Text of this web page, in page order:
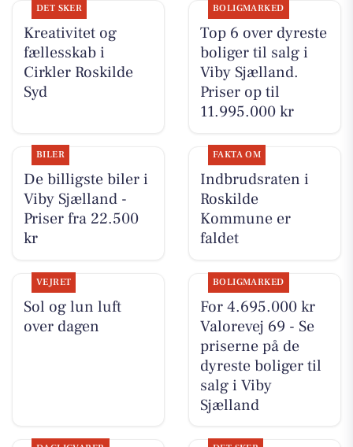
DET SKER
Kreativitet og
fællesskab i
Cirkler Roskilde
Syd
BOLIGMARKED
Top 6 over dyreste
boliger til salg i
Viby Sjælland.
Priser op til
11.995.000 kr
BILER
De billigste biler i
Viby Sjælland -
Priser fra 22.500
kr
FAKTA OM
Indbrudsraten i
Roskilde
Kommune er
faldet
VEJRET
Sol og lun luft
over dagen
BOLIGMARKED
For 4.695.000 kr
Valorevej 69 - Se
priserne på de
dyreste boliger til
salg i Viby
Sjælland